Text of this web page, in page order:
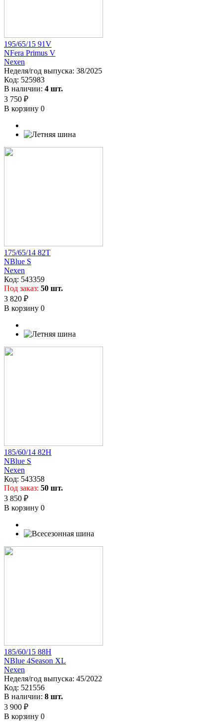
195/65/15 91V
NFera Primus V
Nexen
Неделя/год выпуска: 38/2025
Код: 525983
В наличии: 4 шт.
3 750 ₽
В корзину 0
175/65/14 82T
NBlue S
Nexen
Код: 543359
Под заказ: 50 шт.
3 820 ₽
В корзину 0
185/60/14 82H
NBlue S
Nexen
Код: 543358
Под заказ: 50 шт.
3 850 ₽
В корзину 0
185/60/15 88H
NBlue 4Season XL
Nexen
Неделя/год выпуска: 45/2022
Код: 521556
В наличии: 8 шт.
3 900 ₽
В корзину 0